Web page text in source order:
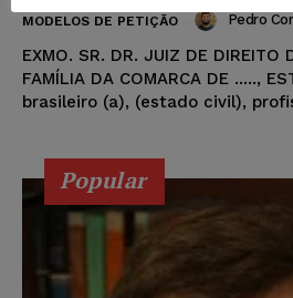
MODELOS DE PETIÇÃO Pedro
EXMO. SR. DR. JUIZ DE DIREITO
FAMÍLIA DA COMARCA DE .....,
brasileiro (a), (estado civil),
Popular